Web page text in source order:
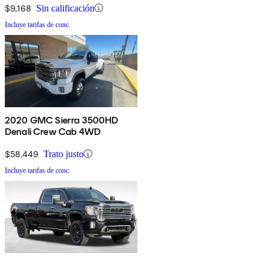
$9,168 Sin calificación
Incluye tarifas de conc.
2020 GMC Sierra 3500HD
Denali Crew Cab 4WD
$58,449 Trato justo
Incluye tarifas de conc.